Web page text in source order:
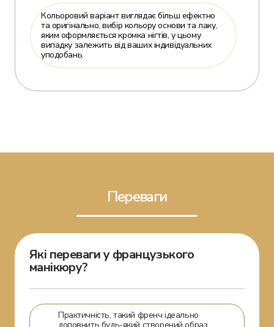
Кольоровий варіант виглядає більш ефектно
та оригінально, вибір кольору основи та лаку,
яким оформляється кромка нігтів, у цьому
випадку залежить від ваших індивідуальних
уподобань.
Переваги
Які переваги у французького
манікюру?
Практичність, такий френч ідеально